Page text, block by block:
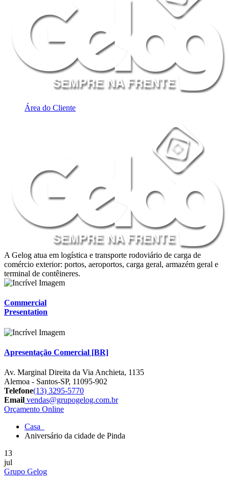
Área do Cliente
A Gelog atua em logística e transporte rodoviário de carga de
comércio exterior: portos, aeroportos, carga geral, armazém geral e
terminal de contêineres.
Commercial
Presentation
Apresentação Comercial [BR]
Av. Marginal Direita da Via Anchieta, 1135
Alemoa - Santos-SP, 11095-902
Telefone(13) 3295-5770
Email vendas@grupogelog.com.br
Orçamento Online
Casa
Aniversário da cidade de Pinda
13
jul
Grupo Gelog